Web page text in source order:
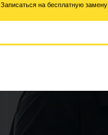
Записаться на бесплатную замену